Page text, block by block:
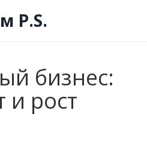
P.S.
бизнес:
и рост